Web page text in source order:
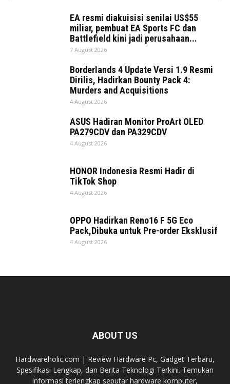
EA resmi diakuisisi senilai US$55
miliar, pembuat EA Sports FC dan
Battlefield kini jadi perusahaan...
7 August 2026
Borderlands 4 Update Versi 1.9 Resmi
Dirilis, Hadirkan Bounty Pack 4:
Murders and Acquisitions
4 August 2026
ASUS Hadiran Monitor ProArt OLED
PA279CDV dan PA329CDV
4 August 2026
HONOR Indonesia Resmi Hadir di
TikTok Shop
4 August 2026
OPPO Hadirkan Reno16 F 5G Eco
Pack,Dibuka untuk Pre-order Eksklusif
4 August 2026
ABOUT US
Hardwareholic.com | Review Hardware Pc, Gadget Terbaru,
Spesifikasi Lengkap, dan Berita Teknologi Terkini. Temukan
informasi terlengkap seputar hardware komputer,